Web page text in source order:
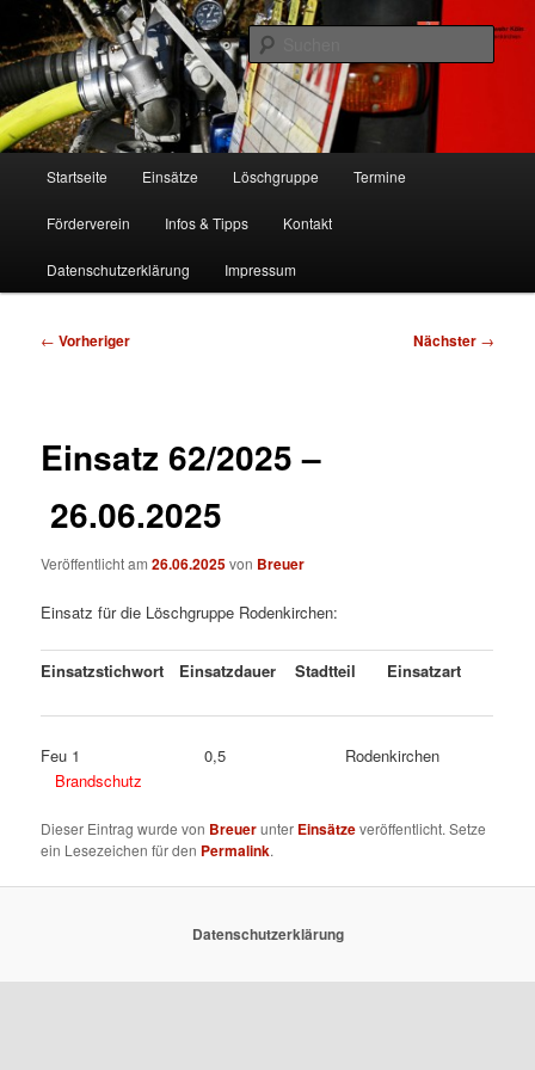
Zum
primären
Inhalt
springenFF Köln, LG RD
Freiwillige Feuerwehr Köln, Löschgruppe Rodenkirchen
Startseite Einsätze Löschgruppe Termine
Förderverein Infos & Tipps Kontakt
Datenschutzerklärung Impressum
Beitragsnavigation
← Vorheriger Nächster →
Einsatz 62/2025 –
26.06.2025
Veröffentlicht am26.06.2025von Breuer
Einsatz für die Löschgruppe Rodenkirchen:
Einsatzstichwort Einsatzdauer Stadtteil Einsatzart
Feu 1 0,5 Rodenkirchen
Brandschutz
Dieser Eintrag wurde von Breuerunter Einsätzeveröffentlicht. Setze
ein Lesezeichen für den Permalink.
Datenschutzerklärung